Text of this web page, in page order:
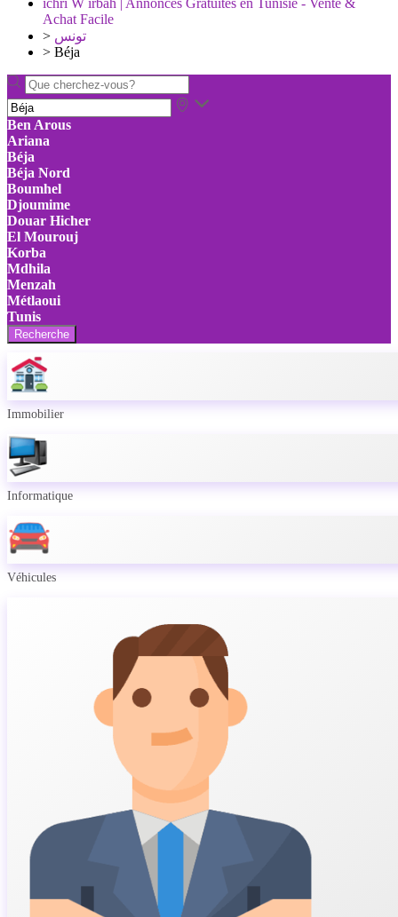
Achat Facile
> تونس
> Béja
Ben Arous
Ariana
Béja
Béja Nord
Boumhel
Djoumime
Douar Hicher
El Mourouj
Korba
Mdhila
Menzah
Métlaoui
Tunis
Recherche
Immobilier
Informatique
Véhicules